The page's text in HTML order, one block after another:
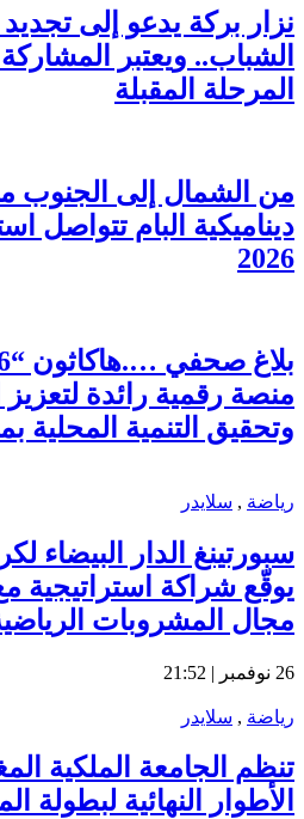
نزار بركة يدعو إلى
الشباب.. ويعتبر
المرحلة المقبلة
من الشمال إلى الجنوب
ديناميكية البام تتواصل
2026
منصة رقمية رائدة لتعزيز
وتحقيق التنمية المحلية
رياضة , سلايدر
سبورتينغ الدار البيضاء
يوقّع شراكة استراتيجية
مجال المشروبات
26 نوفمبر | 21:52
رياضة , سلايدر
تنظم الجامعة الملكية
الأطوار النهائية لبطولة